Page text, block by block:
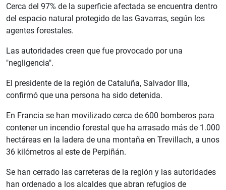
Cerca del 97% de la superficie afectada se encuentra dentro
del espacio natural protegido de las Gavarras, según los
agentes forestales.
Las autoridades creen que fue provocado por una
"negligencia".
El presidente de la región de Cataluña, Salvador Illa,
confirmó que una persona ha sido detenida.
En Francia se han movilizado cerca de 600 bomberos para
contener un incendio forestal que ha arrasado más de 1.000
hectáreas en la ladera de una montaña en Trevillach, a unos
36 kilómetros al este de Perpiñán.
Se han cerrado las carreteras de la región y las autoridades
han ordenado a los alcaldes que abran refugios de